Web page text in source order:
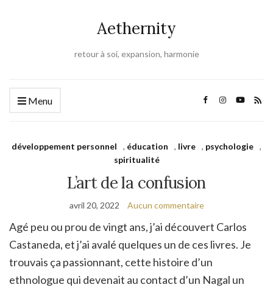
Aethernity
retour à soi, expansion, harmonie
Menu
développement personnel , éducation , livre , psychologie ,
spiritualité
L’art de la confusion
avril 20, 2022 Aucun commentaire
Agé peu ou prou de vingt ans, j’ai découvert Carlos
Castaneda, et j’ai avalé quelques un de ces livres. Je
trouvais ça passionnant, cette histoire d’un
ethnologue qui devenait au contact d’un Nagal un